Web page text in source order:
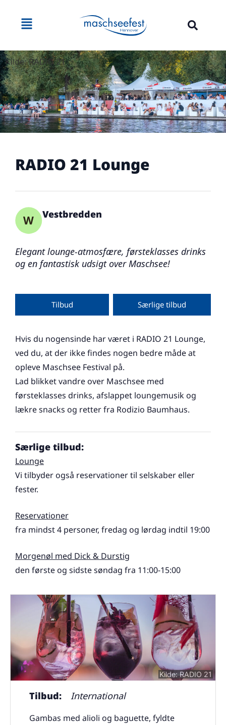
Kilde: RADIO 21
RADIO 21 Lounge
Vestbredden
Elegant lounge-atmosfære, førsteklasses drinks
og en fantastisk udsigt over Maschsee!
Tilbud Særlige tilbud
Hvis du nogensinde har været i RADIO 21 Lounge,
ved du, at der ikke findes nogen bedre måde at
opleve Maschsee Festival på.
Lad blikket vandre over Maschsee med
førsteklasses drinks, afslappet loungemusik og
lækre snacks og retter fra Rodizio Baumhaus.
Særlige tilbud:
Lounge
Vi tilbyder også reservationer til selskaber eller
fester.
Reservationer
fra mindst 4 personer, fredag og lørdag indtil 19:00
Morgenøl med Dick & Durstig
den første og sidste søndag fra 11:00-15:00
Kilde: RADIO 21
Tilbud: International
Gambas med alioli og baguette, fyldte